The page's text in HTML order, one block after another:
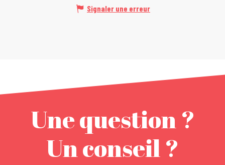
Signaler une erreur
Une question ?
Un conseil ?